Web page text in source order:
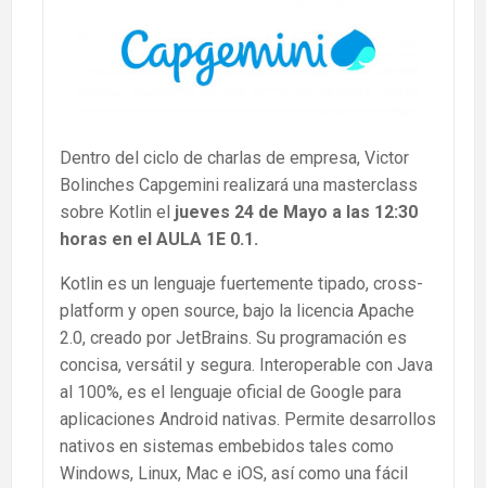
Dentro del ciclo de charlas de empresa, Victor
Bolinches Capgemini realizará una masterclass
sobre Kotlin el jueves 24 de Mayo a las 12:30
horas en el AULA 1E 0.1.
Kotlin es un lenguaje fuertemente tipado, cross-
platform y open source, bajo la licencia Apache
2.0, creado por JetBrains. Su programación es
concisa, versátil y segura. Interoperable con Java
al 100%, es el lenguaje oficial de Google para
aplicaciones Android nativas. Permite desarrollos
nativos en sistemas embebidos tales como
Windows, Linux, Mac e iOS, así como una fácil